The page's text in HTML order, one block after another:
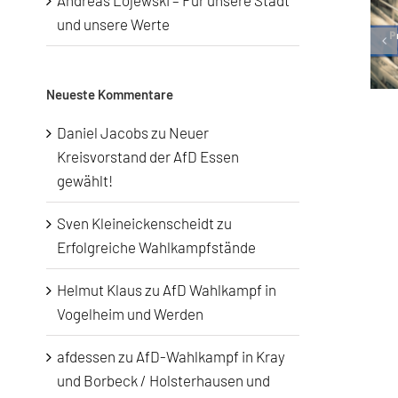
und unsere Werte
Neueste Kommentare
Daniel Jacobszu Neuer
Kreisvorstand der AfD Essen
gewählt!
Sven Kleineickenscheidt zu
Erfolgreiche Wahlkampfstände
Helmut Klauszu AfD Wahlkampf in
Vogelheim und Werden
afdessen zu AfD-Wahlkampf in Kray
und Borbeck / Holsterhausen und